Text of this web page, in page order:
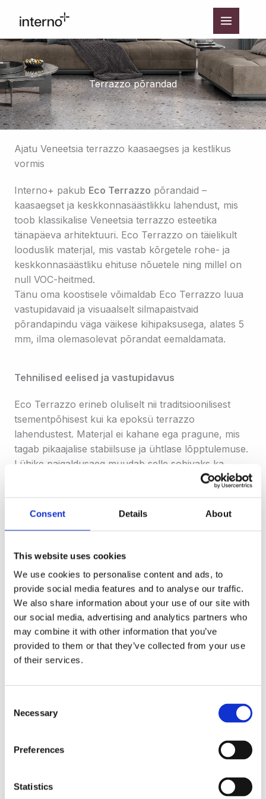
Consent Details About
This website uses cookies
We use cookies to personalise content and ads, to
provide social media features and to analyse our traffic.
We also share information about your use of our site with
our social media, advertising and analytics partners who
may combine it with other information that you’ve
provided to them or that they’ve collected from your use
of their services.
Selection
Necessary
Preferences
Statistics
content
Terrazzo põrandad
Ajatu Veneetsia terrazzo kaasaegses ja kestlikus
vormis
Interno+ pakub Eco Terrazzo põrandaid –
kaasaegset ja keskkonnasäästlikku lahendust, mis
toob klassikalise Veneetsia terrazzo esteetika
tänapäeva arhitektuuri. Eco Terrazzo on täielikult
looduslik materjal, mis vastab kõrgetele rohe- ja
keskkonnasäästliku ehituse nõuetele ning millel on
null VOC-heitmed.
Tänu oma koostisele võimaldab Eco Terrazzo luua
vastupidavaid ja visuaalselt silmapaistvaid
põrandapindu väga väikese kihipaksusega, alates 5
mm, ilma olemasolevat põrandat eemaldamata.
Tehnilised eelised ja vastupidavus
Eco Terrazzo erineb oluliselt nii traditsioonilisest
tsementpõhisest kui ka epoksü terrazzo
lahendustest. Materjal ei kahane ega pragune, mis
tagab pikaajalise stabiilsuse ja ühtlase lõpptulemuse.
Lühike paigaldusaeg muudab selle sobivaks ka
projektidele, kus ajagraafik on kriitilise tähtsusega.
Võrreldes epoksü terrazzo’ga on Eco Terrazzo
võimaldab kasutada ka niiskeid täitematerjale, mis
annab suurema paindlikkuse disainilahenduste
loomisel.